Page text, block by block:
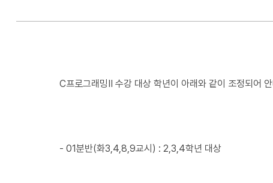
C프로그래밍II 수강 대상 학년이 아래와 같이 조정되어
- 01분반(화3,4,8,9교시) : 2,3,4학년 대상